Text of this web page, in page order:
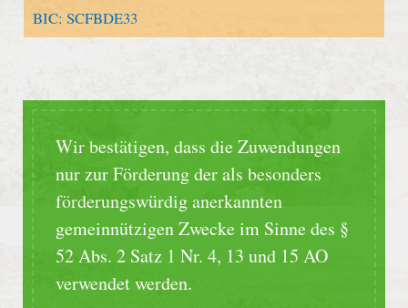
BIC: SCFBDE33
Wir bestätigen, dass die Zuwendungen
nur zur Förderung der als besonders
förderungswürdig anerkannten
gemeinnützigen Zwecke im Sinne des §
52 Abs. 2 Satz 1 Nr. 4, 13 und 15 AO
verwendet werden.